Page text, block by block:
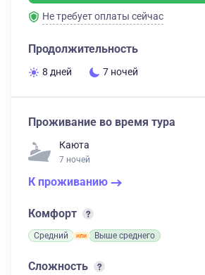
Не требует оплаты сейчас
Продолжительность
8 дней 7 ночей
Проживание во время тура
Каюта
7 ночей
К проживанию
Комфорт
Средний Выше среднего
Сложность